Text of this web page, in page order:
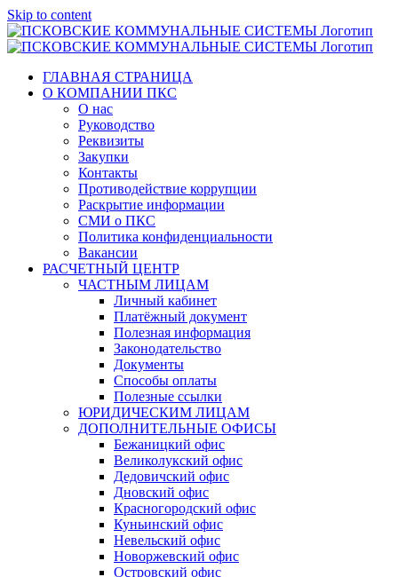
Skip to content
ГЛАВНАЯ СТРАНИЦА
О КОМПАНИИ ПКС
О нас
Руководство
Реквизиты
Закупки
Контакты
Противодействие коррупции
Раскрытие информации
СМИ о ПКС
Политика конфиденциальности
Вакансии
РАСЧЕТНЫЙ ЦЕНТР
ЧАСТНЫМ ЛИЦАМ
Личный кабинет
Платёжный документ
Полезная информация
Законодательство
Документы
Способы оплаты
Полезные ссылки
ЮРИДИЧЕСКИМ ЛИЦАМ
ДОПОЛНИТЕЛЬНЫЕ ОФИСЫ
Бежаницкий офис
Великолукский офис
Дедовичский офис
Дновский офис
Красногородский офис
Куньинский офис
Невельский офис
Новоржевский офис
Островский офис